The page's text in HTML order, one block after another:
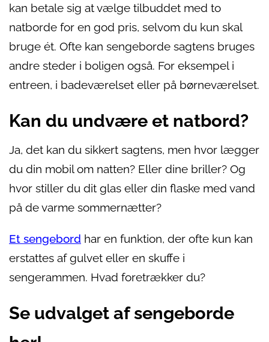
kan betale sig at vælge tilbuddet med to
natborde for en god pris, selvom du kun skal
bruge ét. Ofte kan sengeborde sagtens bruges
andre steder i boligen også. For eksempel i
entreen, i badeværelset eller på børneværelset.
Kan du undvære et natbord?
Ja, det kan du sikkert sagtens, men hvor lægger
du din mobil om natten? Eller dine briller? Og
hvor stiller du dit glas eller din flaske med vand
på de varme sommernætter?
Et sengebord har en funktion, der ofte kun kan
erstattes af gulvet eller en skuffe i
sengerammen. Hvad foretrækker du?
Se udvalget af sengeborde